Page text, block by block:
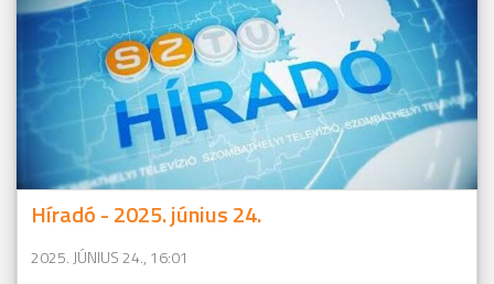
Híradó - 2025. június 24.
2025. JÚNIUS 24., 16:01